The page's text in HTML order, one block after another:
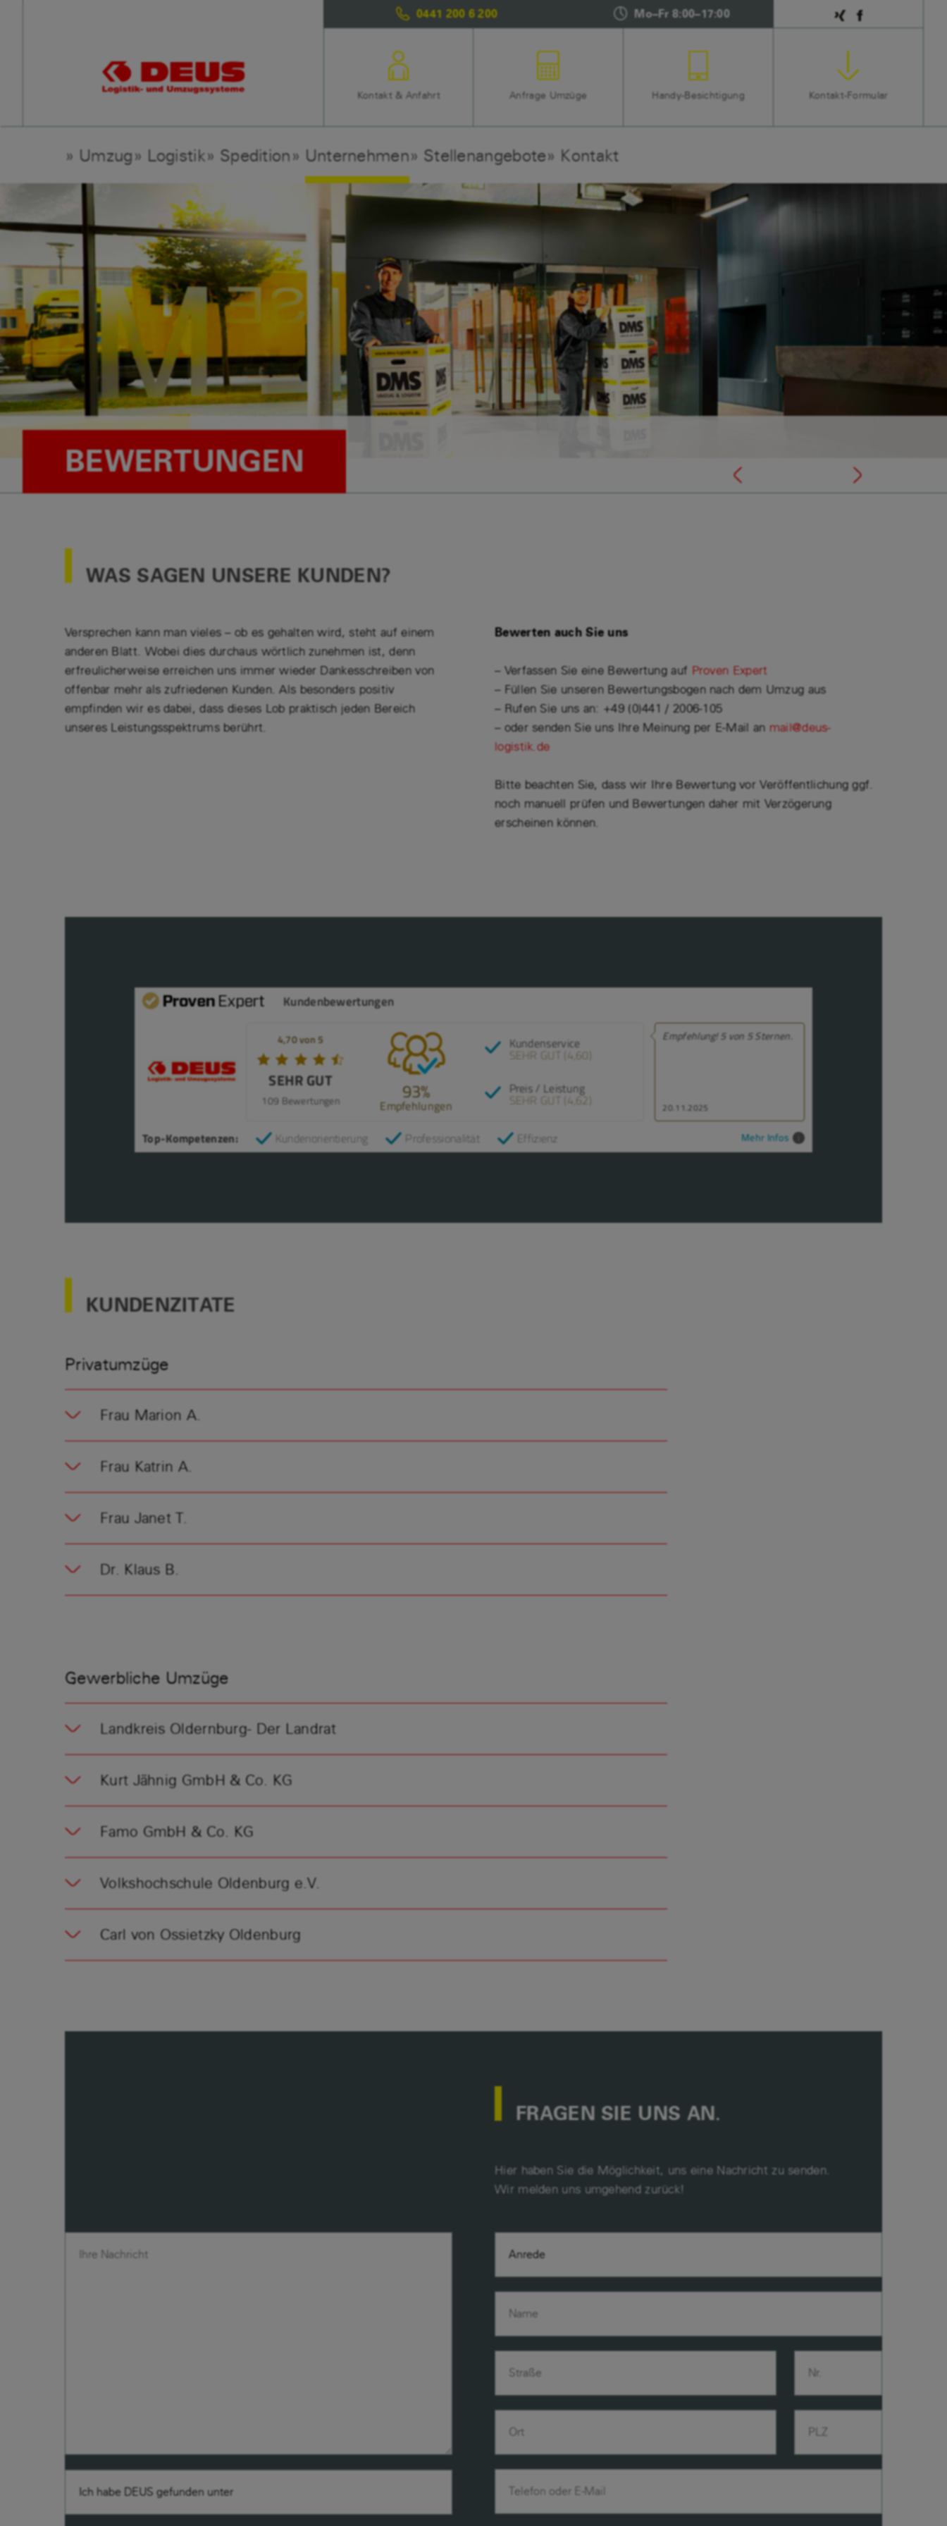
0441 200 6 200 Mo–Fr 8:00–17:00
Kontakt & Anfahrt Anfrage Umzüge Handy-Besichtigung Kontakt-Formular
Umzug Logistik Spedition Unternehmen Stellenangebote Kontakt
BEWERTUNGEN
WAS SAGEN UNSERE KUNDEN?
Versprechen kann man vieles – ob es gehalten wird, steht auf einem
anderen Blatt. Wobei dies durchaus wörtlich zunehmen ist, denn
erfreulicherweise erreichen uns immer wieder Dankesschreiben von
offenbar mehr als zufriedenen Kunden. Als besonders positiv
empfinden wir es dabei, dass dieses Lob praktisch jeden Bereich
unseres Leistungsspektrums berührt.
Bewerten auch Sie uns
– Verfassen Sie eine Bewertung auf Proven Expert
– Füllen Sie unseren Bewertungsbogen nach dem Umzug aus
– Rufen Sie uns an: +49 (0)441 / 2006-105
– oder senden Sie uns Ihre Meinung per E-Mail an mail@deus-
logistik.de
Bitte beachten Sie, dass wir Ihre Bewertung vor Veröffentlichung ggf.
noch manuell prüfen und Bewertungen daher mit Verzögerung
erscheinen können.
Kundenbewertungen
4,70 von 5
SEHR GUT
109 Bewertungen 93%
Empfehlungen
Kundenservice
SEHR GUT (4,60)
Preis / Leistung
SEHR GUT (4,62) 20.11.2025
Empfehlung! 5 von 5 Sternen.
Mehr Infos
Top-Kompetenzen: Kundenorientierung Professionalität Effizienz
KUNDENZITATE
Privatumzüge
Frau Marion A.
Frau Katrin A.
Frau Janet T.
Dr. Klaus B.
Gewerbliche Umzüge
Landkreis Oldernburg- Der Landrat
Kurt Jähnig GmbH & Co. KG
Famo GmbH & Co. KG
Volkshochschule Oldenburg e.V.
Carl von Ossietzky Oldenburg
FRAGEN SIE UNS AN.
Hier haben Sie die Möglichkeit, uns eine Nachricht zu senden.
Wir melden uns umgehend zurück!